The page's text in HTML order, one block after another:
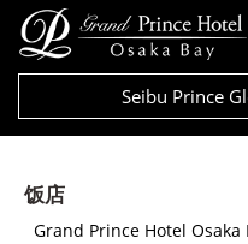
Seibu Prince
饭店
Grand Prince Hotel Osaka